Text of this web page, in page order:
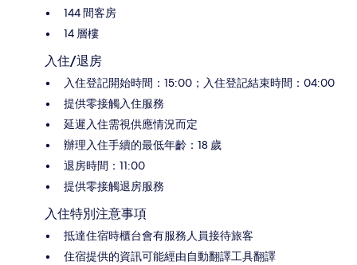
144 間客房
14 層樓
入住/退房
入住登記開始時間：15:00；入住登記結束時間：04:00
提供零接觸入住服務
延遲入住需視供應情況而定
辦理入住手續的最低年齡：18 歲
退房時間：11:00
提供零接觸退房服務
入住特別注意事項
抵達住宿時櫃台會有服務人員接待旅客
住宿提供的資訊可能經由自動翻譯工具翻譯